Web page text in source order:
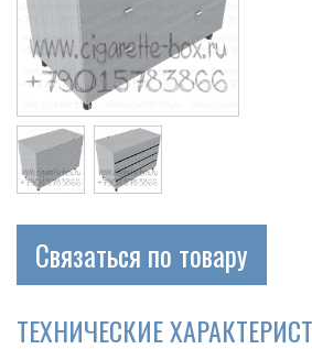
Связаться по товару
ТЕХНИЧЕСКИЕ